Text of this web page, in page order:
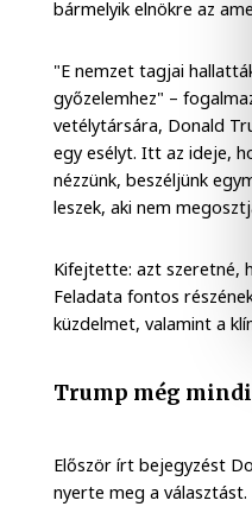
bármelyik elnökre az
"E nemzet tagjai
győzelemhez" –
vetélytársára, Donald
egy esélyt. Itt az ideje,
nézzünk, beszéljünk
leszek, aki nem
Kifejtette: azt szeretné,
Feladata fontos
küzdelmet, valamint a
Trump még
Először írt bejegyzést
nyerte meg a választást.